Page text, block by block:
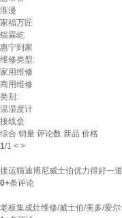
淮漫
家福万匠
锟霖屹
惠宁到家
维修类型:
家用维修
商用维修
类别:
温湿度计
接线盒
综合 销量 评论数 新品 价格
1/1 < >
接运猫迪博尼威士伯优力得好一
0+条评论
老板集成灶维修/威士伯/美多/爱